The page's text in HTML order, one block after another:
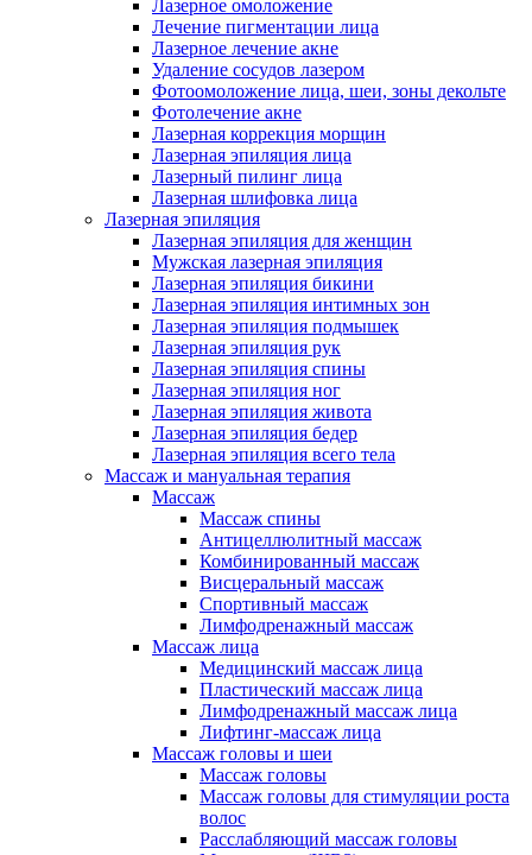
Лазерное омоложение
Лечение пигментации лица
Лазерное лечение акне
Удаление сосудов лазером
Фотоомоложение лица, шеи, зоны декольте
Фотолечение акне
Лазерная коррекция морщин
Лазерная эпиляция лица
Лазерный пилинг лица
Лазерная шлифовка лица
Лазерная эпиляция
Лазерная эпиляция для женщин
Мужская лазерная эпиляция
Лазерная эпиляция бикини
Лазерная эпиляция интимных зон
Лазерная эпиляция подмышек
Лазерная эпиляция рук
Лазерная эпиляция спины
Лазерная эпиляция ног
Лазерная эпиляция живота
Лазерная эпиляция бедер
Лазерная эпиляция всего тела
Массаж и мануальная терапия
Массаж
Массаж спины
Антицеллюлитный массаж
Комбинированный массаж
Висцеральный массаж
Спортивный массаж
Лимфодренажный массаж
Массаж лица
Медицинский массаж лица
Пластический массаж лица
Лимфодренажный массаж лица
Лифтинг-массаж лица
Массаж головы и шеи
Массаж головы
Массаж головы для стимуляции роста
волос
Расслабляющий массаж головы